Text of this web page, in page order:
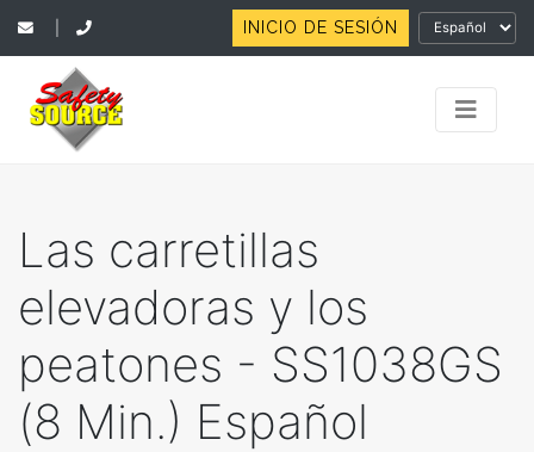
INICIO DE SESIÓN
Las carretillas
elevadoras y los
peatones - SS1038GS
(8 Min.) Español